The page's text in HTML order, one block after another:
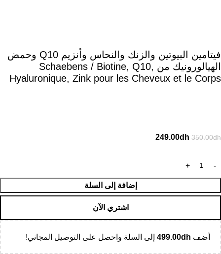
فيتامين البيوتين والزنك والنحاس وأنزيم Q10 وحمض
الهيالورونيك من Schaebens / Biotine, Q10,
Hyaluronique, Zink pour les Cheveux et le Corps
350.00dh
249.00dh
إضافة إلى السلة
اشتري الآن
أضف 499.00dh إلى السلة واحصل على التوصيل المجاني!